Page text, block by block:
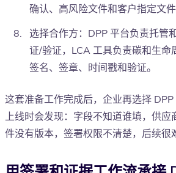
确认、高风险文件和客户指定文件
选择合作方：DPP 平台负责托管
证/验证，LCA 工具负责碳和生命
签名、签章、时间戳和验证。
这套准备工作完成后，企业再选择
上线时会发现：字段不知道谁填，供应
件没有版本，签署权限不清楚，后续很